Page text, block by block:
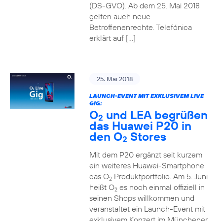
(DS-GVO). Ab dem 25. Mai 2018
gelten auch neue
Betroffenenrechte. Telefónica
erklärt auf […]
25. Mai 2018
LAUNCH-EVENT MIT EXKLUSIVEM LIVE
GIG:
O2 und LEA begrüßen
das Huawei P20 in
den O2 Stores
Mit dem P20 ergänzt seit kurzem
ein weiteres Huawei-Smartphone
das O2Produktportfolio. Am 5. Juni
heißt O2es noch einmal offiziell in
seinen Shops willkommen und
veranstaltet ein Launch-Event mit